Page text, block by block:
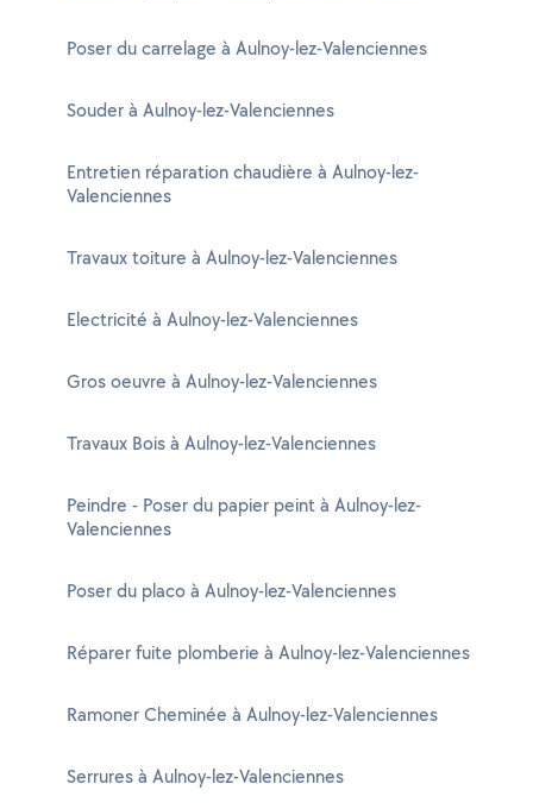
Poser du carrelage à Aulnoy-lez-Valenciennes
Souder à Aulnoy-lez-Valenciennes
Entretien réparation chaudière à Aulnoy-lez-
Valenciennes
Travaux toiture à Aulnoy-lez-Valenciennes
Electricité à Aulnoy-lez-Valenciennes
Gros oeuvre à Aulnoy-lez-Valenciennes
Travaux Bois à Aulnoy-lez-Valenciennes
Peindre - Poser du papier peint à Aulnoy-lez-
Valenciennes
Poser du placo à Aulnoy-lez-Valenciennes
Réparer fuite plomberie à Aulnoy-lez-Valenciennes
Ramoner Cheminée à Aulnoy-lez-Valenciennes
Serrures à Aulnoy-lez-Valenciennes